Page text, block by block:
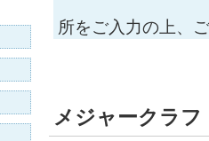
所をご入力の上、
メジャークラフ